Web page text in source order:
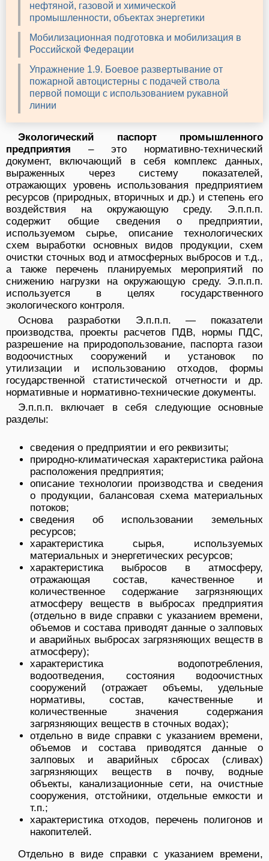
нефтяной, газовой и химической
промышленности, объектах энергетики
Мобилизационная подготовка и мобилизация в
Российской Федерации
Упражнение 1.9. Боевое развертывание от
пожарной автоцистерны с подачей ствола
первой помощи с использованием рукавной
линии
Экологический паспорт промышленного
предприятия – это нормативно-технический
документ, включающий в себя комплекс данных,
выраженных через систему показателей,
отражающих уровень использования предприятием
ресурсов (природных, вторичных и др.) и степень его
воздействия на окружающую среду. Э.п.п.п.
содержит общие сведения о предприятии,
используемом сырье, описание технологических
схем выработки основных видов продукции, схем
очистки сточных вод и атмосферных выбросов и т.д.,
а также перечень планируемых мероприятий по
снижению нагрузки на окружающую среду. Э.п.п.п.
используется в целях государственного
экологического контроля.
Основа разработки Э.п.п.п. — показатели
производства, проекты расчетов ПДВ, нормы ПДС,
разрешение на природопользование, паспорта газои
водоочистных сооружений и установок по
утилизации и использованию отходов, формы
государственной статистической отчетности и др.
нормативные и нормативно-технические документы.
Э.п.п.п. включает в себя следующие основные
разделы:
сведения о предприятии и его реквизиты;
природно-климатическая характеристика района
расположения предприятия;
описание технологии производства и сведения
о продукции, балансовая схема материальных
потоков;
сведения об использовании земельных
ресурсов;
характеристика сырья, используемых
материальных и энергетических ресурсов;
характеристика выбросов в атмосферу,
отражающая состав, качественное и
количественное содержание загрязняющих
атмосферу веществ в выбросах предприятия
(отдельно в виде справки с указанием времени,
объемов и состава приводят данные о залповых
и аварийных выбросах загрязняющих веществ в
атмосферу);
характеристика водопотребления,
водоотведения, состояния водоочистных
сооружений (отражает объемы, удельные
нормативы, состав, качественные и
количественные значения содержания
загрязняющих веществ в сточных водах);
отдельно в виде справки с указанием времени,
объемов и состава приводятся данные о
залповых и аварийных сбросах (сливах)
загрязняющих веществ в почву, водные
объекты, канализационные сети, на очистные
сооружения, отстойники, отдельные емкости и
т.п.;
характеристика отходов, перечень полигонов и
накопителей.
Отдельно в виде справки с указанием времени,